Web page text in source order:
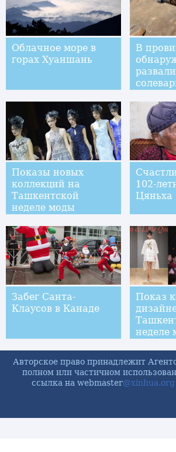
Облачное море в
горах Хуаншань
В
Показы новых
коллекций на
Ташкентской
неделе моды
102-
Цяньха
Забег Санта-
Клаусов в Канаде
Показ
неделе
Авторское право принадлежит
полном или частичном
ссылка на webmaster@xinhua.org